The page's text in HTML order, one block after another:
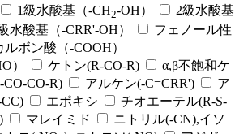
1級水酸基（-CH2-OH）
2級水酸基
水酸基（-CRR'-OH）
フェノール性
ルボン酸（-COOH）
）
ケトン(R-CO-R)
α,β不飽和ケ
CO-CO-R) アルケン(-C=CRR')
ア
エポキシ
チオエーテル(R-S-
マレイミド
ニトリル(-CN),イソ